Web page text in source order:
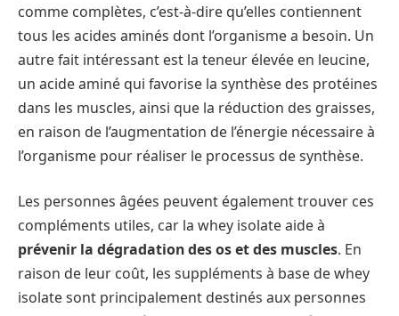
comme complètes, c’est-à-dire qu’elles contiennent
tous les acides aminés dont l’organisme a besoin. Un
autre fait intéressant est la teneur élevée en leucine,
un acide aminé qui favorise la synthèse des protéines
dans les muscles, ainsi que la réduction des graisses,
en raison de l’augmentation de l’énergie nécessaire à
l’organisme pour réaliser le processus de synthèse.
Les personnes âgées peuvent également trouver ces
compléments utiles, car la whey isolate aide à
prévenir la dégradation des os et des muscles. En
raison de leur coût, les suppléments à base de whey
isolate sont principalement destinés aux personnes